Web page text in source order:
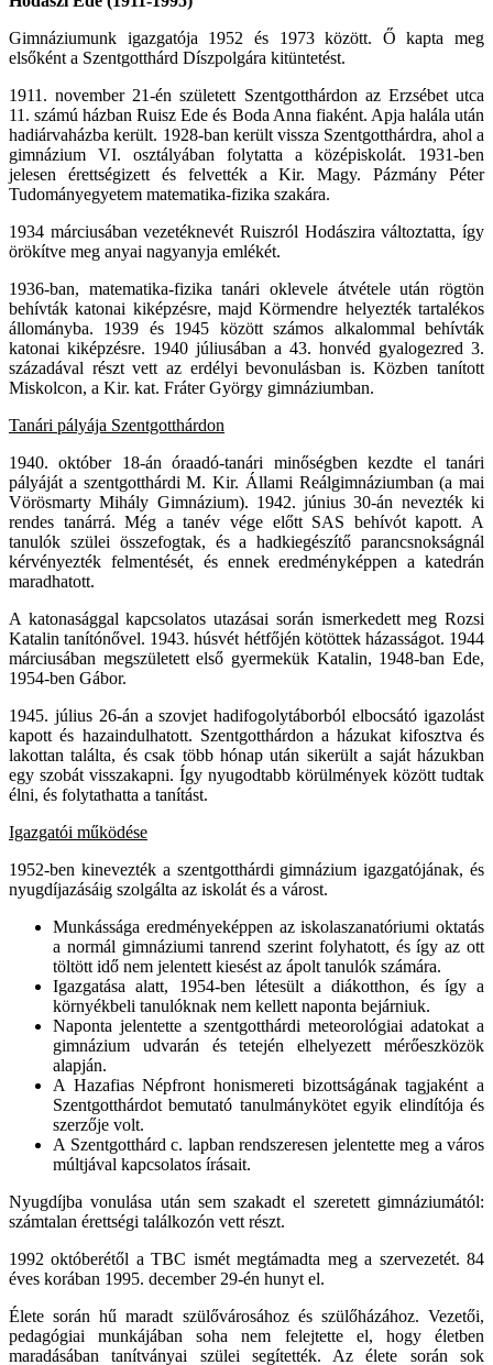
Gimnáziumunk igazgatója 1952 és 1973 között. Ő kapta meg
elsőként a Szentgotthárd Díszpolgára kitüntetést.
1911. november 21-én született Szentgotthárdon az Erzsébet utca
11. számú házban Ruisz Ede és Boda Anna fiaként. Apja halála után
hadiárvaházba került. 1928-ban került vissza Szentgotthárdra, ahol a
gimnázium VI. osztályában folytatta a középiskolát. 1931-ben
jelesen érettségizett és felvették a Kir. Magy. Pázmány Péter
Tudományegyetem matematika-fizika szakára.
1934 márciusában vezetéknevét Ruiszról Hodászira változtatta, így
örökítve meg anyai nagyanyja emlékét.
1936-ban, matematika-fizika tanári oklevele átvétele után rögtön
behívták katonai kiképzésre, majd Körmendre helyezték tartalékos
állományba. 1939 és 1945 között számos alkalommal behívták
katonai kiképzésre. 1940 júliusában a 43. honvéd gyalogezred 3.
századával részt vett az erdélyi bevonulásban is. Közben tanított
Miskolcon, a Kir. kat. Fráter György gimnáziumban.
Tanári pályája Szentgotthárdon
1940. október 18-án óraadó-tanári minőségben kezdte el tanári
pályáját a szentgotthárdi M. Kir. Állami Reálgimnáziumban (a mai
Vörösmarty Mihály Gimnázium). 1942. június 30-án nevezték ki
rendes tanárrá. Még a tanév vége előtt SAS behívót kapott. A
tanulók szülei összefogtak, és a hadkiegészítő parancsnokságnál
kérvényezték felmentését, és ennek eredményképpen a katedrán
maradhatott.
A katonasággal kapcsolatos utazásai során ismerkedett meg Rozsi
Katalin tanítónővel. 1943. húsvét hétfőjén kötöttek házasságot. 1944
márciusában megszületett első gyermekük Katalin, 1948-ban Ede,
1954-ben Gábor.
1945. július 26-án a szovjet hadifogolytáborból elbocsátó igazolást
kapott és hazaindulhatott. Szentgotthárdon a házukat kifosztva és
lakottan találta, és csak több hónap után sikerült a saját házukban
egy szobát visszakapni. Így nyugodtabb körülmények között tudtak
élni, és folytathatta a tanítást.
Igazgatói működése
1952-ben kinevezték a szentgotthárdi gimnázium igazgatójának, és
nyugdíjazásáig szolgálta az iskolát és a várost.
Munkássága eredményeképpen az iskolaszanatóriumi oktatás
a normál gimnáziumi tanrend szerint folyhatott, és így az ott
töltött idő nem jelentett kiesést az ápolt tanulók számára.
Igazgatása alatt, 1954-ben létesült a diákotthon, és így a
környékbeli tanulóknak nem kellett naponta bejárniuk.
Naponta jelentette a szentgotthárdi meteorológiai adatokat a
gimnázium udvarán és tetején elhelyezett mérőeszközök
alapján.
A Hazafias Népfront honismereti bizottságának tagjaként a
Szentgotthárdot bemutató tanulmánykötet egyik elindítója és
szerzője volt.
A Szentgotthárd c. lapban rendszeresen jelentette meg a város
múltjával kapcsolatos írásait.
Nyugdíjba vonulása után sem szakadt el szeretett gimnáziumától:
számtalan érettségi találkozón vett részt.
1992 októberétől a TBC ismét megtámadta meg a szervezetét. 84
éves korában 1995. december 29-én hunyt el.
Élete során hű maradt szülővárosához és szülőházához. Vezetői,
pedagógiai munkájában soha nem felejtette el, hogy életben
maradásában tanítványai szülei segítették. Az élete során sok